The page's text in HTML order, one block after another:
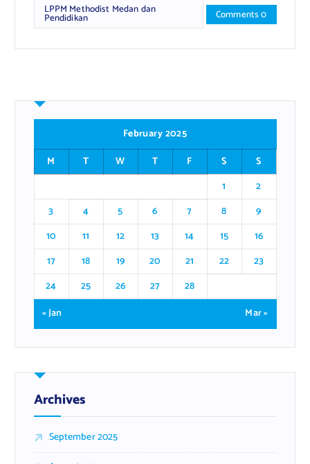
LPPM Methodist Medan dan
Pendidikan Comments 0
February 2025
M
T W T F S
S
1
2
3
4 5 6 7 8
9
10
11 12 13 14 15
16
17
18 19 20 21 22
23
24
25 26 27
28
« Jan
Mar »
Archives
September 2025